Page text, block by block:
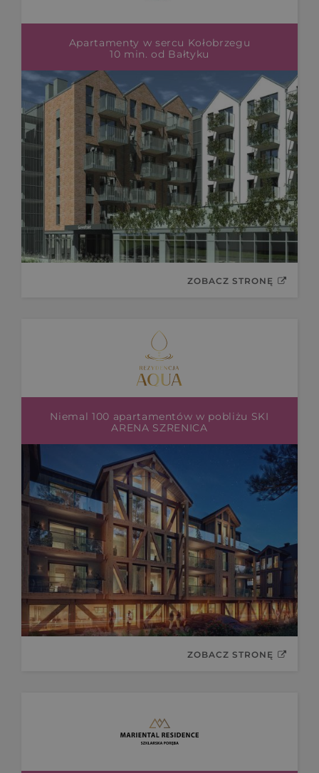
Apartamenty w sercu Kołobrzegu
10 min. od Bałtyku
ZOBACZ STRONĘ
Niemal 100 apartamentów w pobliżu SKI
ARENA SZRENICA
ZOBACZ STRONĘ